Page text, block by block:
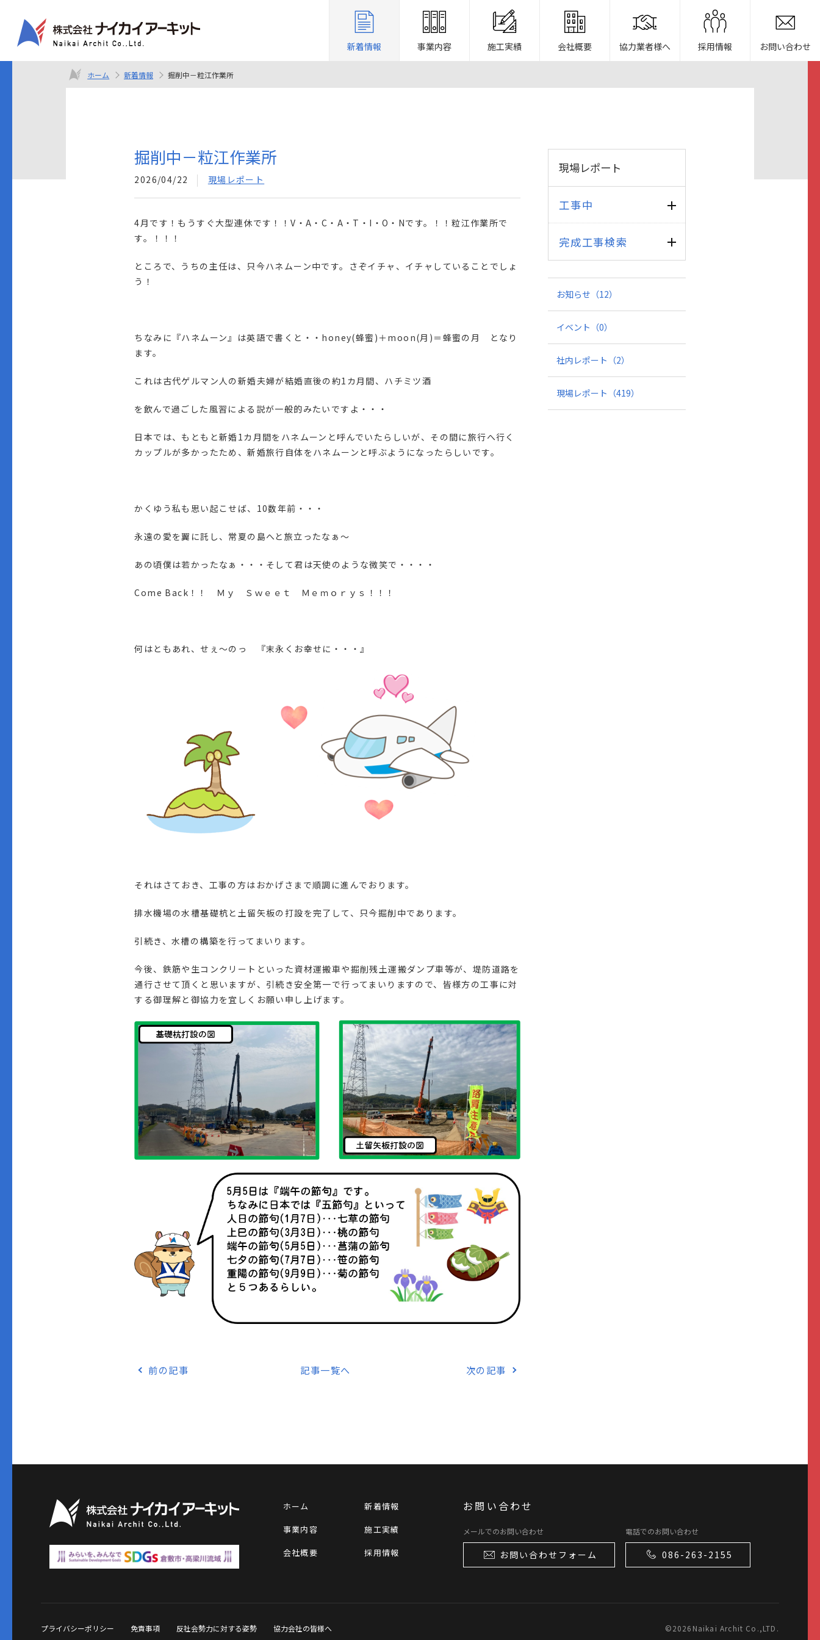
新着情報 事業内容 施工実績 会社概要 協力業者様へ 採用情報 お問い合わせ
ホーム 新着情報 掘削中－粒江作業所
掘削中－粒江作業所
2026/04/22 現場レポート
4月です！もうすぐ大型連休です！！V・A・C・A・T・I・O・Nです。！！粒江作業所で
す。！！！
ところで、うちの主任は、只今ハネムーン中です。さぞイチャ、イチャしていることでしょ
う！
ちなみに『ハネムーン』は英語で書くと・・honey(蜂蜜)＋moon(月)＝蜂蜜の月 となり
ます。
これは古代ゲルマン人の新婚夫婦が結婚直後の約1カ月間、ハチミツ酒
を飲んで過ごした風習による説が一般的みたいですよ・・・
日本では、もともと新婚1カ月間をハネムーンと呼んでいたらしいが、その間に旅行へ行く
カップルが多かったため、新婚旅行自体をハネムーンと呼ぶようになったらしいです。
かくゆう私も思い起こせば、10数年前・・・
永遠の愛を翼に託し、常夏の島へと旅立ったなぁ～
あの頃僕は若かったなぁ・・・そして君は天使のような微笑で・・・・
Come Back！！ Ｍｙ Ｓｗｅｅｔ Ｍｅｍｏｒｙｓ！！！
何はともあれ、せぇ～のっ 『末永くお幸せに・・・』
それはさておき、工事の方はおかげさまで順調に進んでおります。
排水機場の水槽基礎杭と土留矢板の打設を完了して、只今掘削中であります。
引続き、水槽の構築を行ってまいります。
今後、鉄筋や生コンクリートといった資材運搬車や掘削残土運搬ダンプ車等が、堤防道路を
通行させて頂くと思いますが、引続き安全第一で行ってまいりますので、皆様方の工事に対
する御理解と御協力を宜しくお願い申し上げます。
前の記事 記事一覧へ 次の記事
現場レポート
工事中
完成工事検索
お知らせ （12）
イベント （0）
社内レポート （2）
現場レポート （419）
ホーム 新着情報
事業内容 施工実績
会社概要 採用情報
お問い合わせ
メールでのお問い合わせ
お問い合わせフォーム
電話でのお問い合わせ
086-263-2155
プライバシーポリシー 免責事項 反社会勢力に対する姿勢 協力会社の皆様へ ©2026Naikai Archit Co.,LTD.